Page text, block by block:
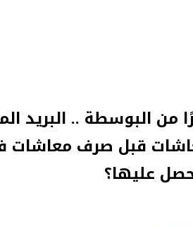
البوسطة .. البريد
قبل صرف معاشات